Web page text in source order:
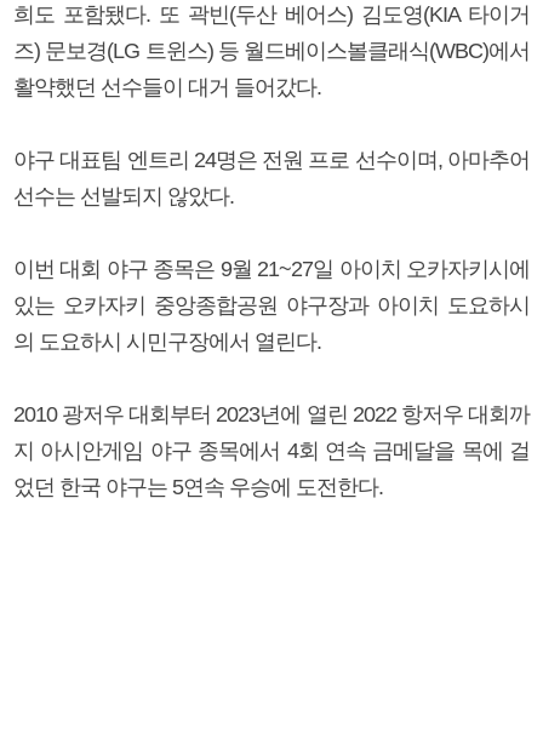
희도 포함됐다. 또 곽빈(두산 베어스) 김도영(KIA 타이거
즈) 문보경(LG 트윈스) 등 월드베이스볼클래식(WBC)에서
활약했던 선수들이 대거 들어갔다.
야구 대표팀 엔트리 24명은 전원 프로 선수이며, 아마추어
선수는 선발되지 않았다.
이번 대회 야구 종목은 9월 21~27일 아이치 오카자키시에
있는 오카자키 중앙종합공원 야구장과 아이치 도요하시
의 도요하시 시민구장에서 열린다.
2010 광저우 대회부터 2023년에 열린 2022 항저우 대회까
지 아시안게임 야구 종목에서 4회 연속 금메달을 목에 걸
었던 한국 야구는 5연속 우승에 도전한다.